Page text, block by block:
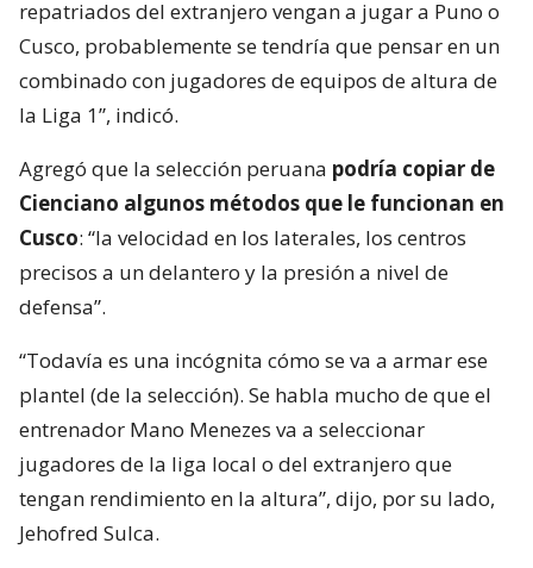
repatriados del extranjero vengan a jugar a Puno o
Cusco, probablemente se tendría que pensar en un
combinado con jugadores de equipos de altura de
la Liga 1”, indicó.
Agregó que la selección peruana podría copiar de
Cienciano algunos métodos que le funcionan en
Cusco: “la velocidad en los laterales, los centros
precisos a un delantero y la presión a nivel de
defensa”.
“Todavía es una incógnita cómo se va a armar ese
plantel (de la selección). Se habla mucho de que el
entrenador Mano Menezes va a seleccionar
jugadores de la liga local o del extranjero que
tengan rendimiento en la altura”, dijo, por su lado,
Jehofred Sulca.